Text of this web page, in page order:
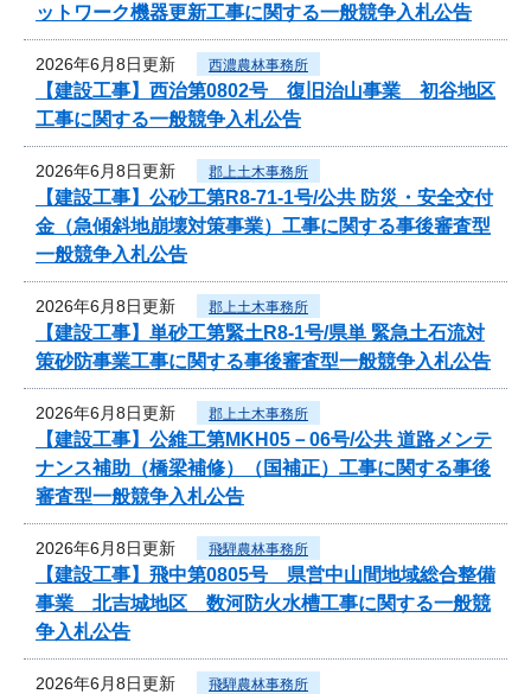
ットワーク機器更新工事に関する一般競争入札公告
2026年6月8日更新 西濃農林事務所
【建設工事】西治第0802号 復旧治山事業 初谷地区
工事に関する一般競争入札公告
2026年6月8日更新 郡上土木事務所
【建設工事】公砂工第R8-71-1号/公共 防災・安全交付
金（急傾斜地崩壊対策事業）工事に関する事後審査型
一般競争入札公告
2026年6月8日更新 郡上土木事務所
【建設工事】単砂工第緊土R8-1号/県単 緊急土石流対
策砂防事業工事に関する事後審査型一般競争入札公告
2026年6月8日更新 郡上土木事務所
【建設工事】公維工第MKH05－06号/公共 道路メンテ
ナンス補助（橋梁補修）（国補正）工事に関する事後
審査型一般競争入札公告
2026年6月8日更新 飛騨農林事務所
【建設工事】飛中第0805号 県営中山間地域総合整備
事業 北吉城地区 数河防火水槽工事に関する一般競
争入札公告
2026年6月8日更新 飛騨農林事務所